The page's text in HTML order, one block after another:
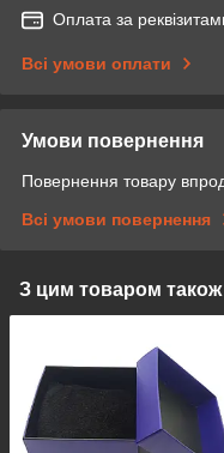
Оплата за
Всі умови оплати
Умови повернення
Повернення товару
Всі умови повернення
З цим товаром